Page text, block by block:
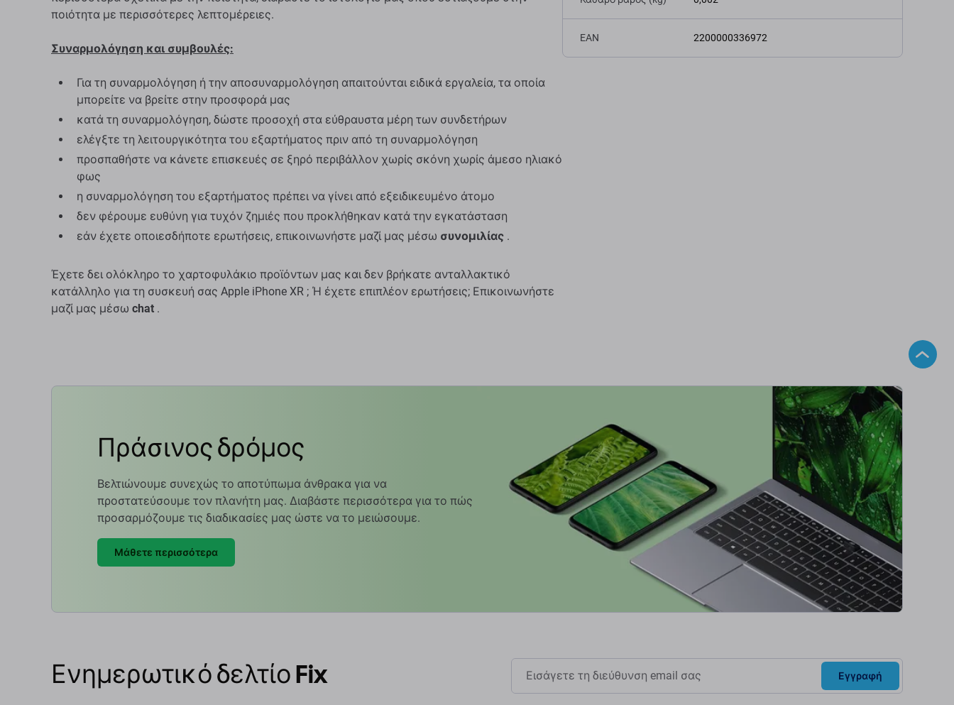
ποιότητα με περισσότερες λεπτομέρειες.
Συναρμολόγηση και συμβουλές:
Για τη συναρμολόγηση ή την αποσυναρμολόγηση απαιτούνται ειδικά εργαλεία, τα οποία
μπορείτε να βρείτε στην προσφορά μας
κατά τη συναρμολόγηση, δώστε προσοχή στα εύθραυστα μέρη των συνδετήρων
ελέγξτε τη λειτουργικότητα του εξαρτήματος πριν από τη συναρμολόγηση
προσπαθήστε να κάνετε επισκευές σε ξηρό περιβάλλον χωρίς σκόνη χωρίς άμεσο ηλιακό
φως
η συναρμολόγηση του εξαρτήματος πρέπει να γίνει από εξειδικευμένο άτομο
δεν φέρουμε ευθύνη για τυχόν ζημιές που προκλήθηκαν κατά την εγκατάσταση
εάν έχετε οποιεσδήποτε ερωτήσεις, επικοινωνήστε μαζί μας μέσω συνομιλίας .
Έχετε δει ολόκληρο το χαρτοφυλάκιο προϊόντων μας και δεν βρήκατε ανταλλακτικό
κατάλληλο για τη συσκευή σας Apple iPhone XR ; Ή έχετε επιπλέον ερωτήσεις; Επικοινωνήστε
μαζί μας μέσω chat .
EAN 2200000336972
Πράσινος δρόμος
Βελτιώνουμε συνεχώς το αποτύπωμα άνθρακα για να
προστατεύσουμε τον πλανήτη μας. Διαβάστε περισσότερα για το πώς
προσαρμόζουμε τις διαδικασίες μας ώστε να το μειώσουμε.
Μάθετε περισσότερα
Ενημερωτικό δελτίο Fix Εγγραφή